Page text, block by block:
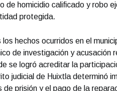
de homicidio calificado y robo
protegida.
los hechos ocurridos en el
de investigación y acusación
se logró acreditar la
judicial de Huixtla determinó
de prisión y el pago de la